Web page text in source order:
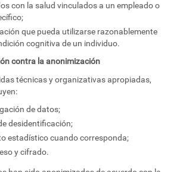
con la salud vinculados a un empleado o
que pueda utilizarse razonablemente
cognitiva de un individuo.
contra la anonimización
técnicas y organizativas apropiadas,
de datos;
desidentificación;
estadístico cuando corresponda;
y cifrado.